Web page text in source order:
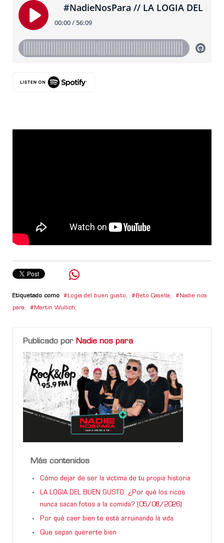
Etiquetado como Logia del buen gusto, Beto Casella, Nadie nos
para, Martin Wullich,
Publicado por Nadie nos para
Más contenidos
Cómo dejar de ser la víctima de tu propia historia
LA LOGIA DEL BUEN GUSTO: ¿Por qué los ricos
nunca sacan fotos a la comida? (05/08/2026)
Por qué caer bien te está arruinando la vida
Que sepan quererte bien